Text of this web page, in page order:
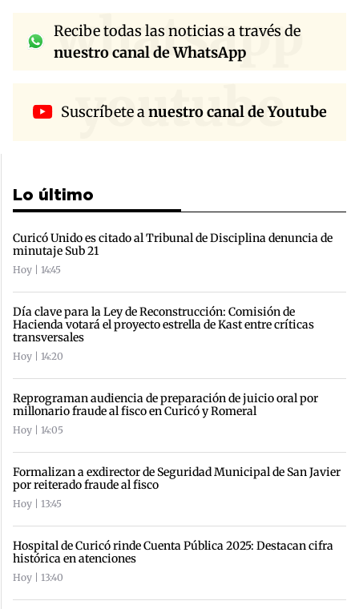
whatsapp
Recibe todas las noticias a través de
nuestro canal de WhatsApp
youtube
Suscríbete anuestro canal de Youtube
Lo último
Curicó Unido es citado al Tribunal de Disciplina denuncia de
minutaje Sub 21
Hoy | 14:45
Día clave para la Ley de Reconstrucción: Comisión de
Hacienda votará el proyecto estrella de Kast entre críticas
transversales
Hoy | 14:20
Reprograman audiencia de preparación de juicio oral por
millonario fraude al fisco en Curicó y Romeral
Hoy | 14:05
Formalizan a exdirector de Seguridad Municipal de San Javier
por reiterado fraude al fisco
Hoy | 13:45
Hospital de Curicó rinde Cuenta Pública 2025: Destacan cifra
histórica en atenciones
Hoy | 13:40